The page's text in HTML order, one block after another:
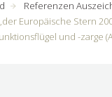
Referenzen
Europäische Stern
und -zarge